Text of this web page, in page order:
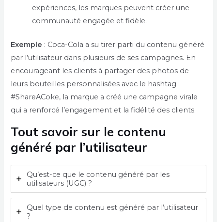
expériences, les marques peuvent créer une
communauté engagée et fidèle.
Exemple : Coca-Cola a su tirer parti du contenu généré
par l’utilisateur dans plusieurs de ses campagnes. En
encourageant les clients à partager des photos de
leurs bouteilles personnalisées avec le hashtag
#ShareACoke, la marque a créé une campagne virale
qui a renforcé l’engagement et la fidélité des clients.
Tout savoir sur le contenu
généré par l’utilisateur
Qu’est-ce que le contenu généré par les
utilisateurs (UGC) ?
Quel type de contenu est généré par l’utilisateur
?